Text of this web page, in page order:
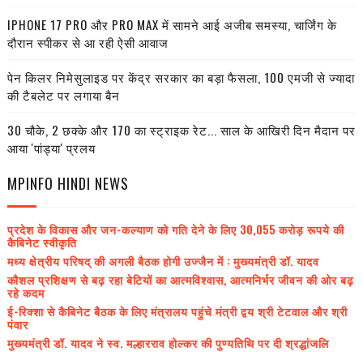
IPHONE 17 PRO और PRO MAX में सामने आई अजीब समस्या, चार्जिंग के
दौरान स्पीकर से आ रही ऐसी आवाज
पेन किलर निमेसुलाइड पर केंद्र सरकार का बड़ा फैसला, 100 एमजी से ज्यादा
की टैबलेट पर लगाया बैन
30 चौके, 2 छक्के और 170 का स्ट्राइक रेट... साल के आखिरी दिन मैदान पर
आया 'पांड्या' प्रलय
MPINFO HINDI NEWS
प्रदेश के विकास और जन-कल्याण को गति देने के लिए 30,055 करोड़ रूपये की
कैबिनेट स्वीकृति
मध्य क्षेत्रीय परिषद् की अगली बैठक होगी उज्जैन में : मुख्यमंत्री डॉ. यादव
कौशल प्रशिक्षण से बढ़ रहा बेटियों का आत्मविश्वास, आत्मनिर्भर जीवन की ओर बढ़
रहे कदम
ई-रिक्शा से कैबिनेट बैठक के लिए मंत्रालय पहुंचे मंत्री द्वय श्री टेटवाल और श्री
पंवार
मुख्यमंत्री डॉ. यादव ने स्व. मल्हारराव होल्कर की पुण्यतिथि पर दी श्रद्धांजलि